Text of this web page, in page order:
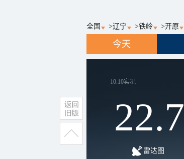
全国 >辽宁 >铁岭 >开原
今天
10:10实况
22.7
雷达图